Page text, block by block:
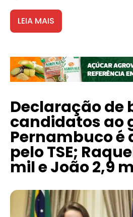
LEIA MAIS
Declaração de
candidatos ao
Pernambuco é
pelo TSE;
mil e João 2,9